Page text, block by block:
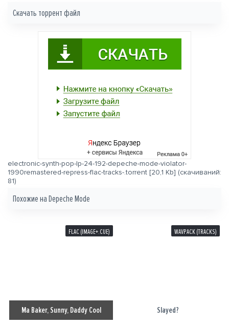
Скачать торрент файл
electronic-synth-pop-lp-24-192-depeche-mode-violator-
1990remastered-repress-flac-tracks-.torrent [20,1 Kb] (cкачиваний:
81)
Похожие наDepeche Mode
FLAC (IMAGE+.CUE)
Ma Baker, Sunny, Daddy Cool
WAVPACK (TRACKS)
Slayed?